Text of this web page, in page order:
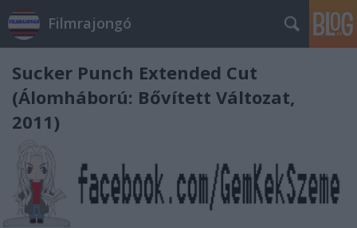
Filmrajongó
Sucker Punch Extended Cut
(Álomháború: Bővített Változat,
2011)